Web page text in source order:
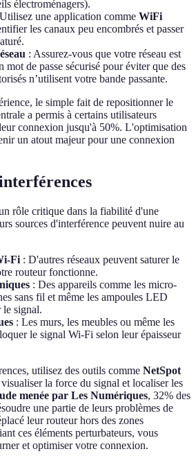
électroménagers).
une application comme WiFi
les canaux peu encombrés et passer
: Assurez-vous que votre réseau est
mot de passe sécurisé pour éviter que des
n’utilisent votre bande passante.
le simple fait de repositionner le
a permis à certains utilisateurs
connexion jusqu'à 50%. L'optimisation
un atout majeur pour une connexion
rôle critique dans la fiabilité d'une
sources d'interférence peuvent nuire au
Fi : D'autres réseaux peuvent saturer le
routeur fonctionne.
: Des appareils comme les micro-
sans fil et même les ampoules LED
le signal.
: Les murs, les meubles ou même les
le signal Wi-Fi selon leur épaisseur
utilisez des outils comme NetSpot
la force du signal et localiser les
menée par Les Numériques, 32% des
une partie de leurs problèmes de
leur routeur hors des zones
ces éléments perturbateurs, vous
et optimiser votre connexion.